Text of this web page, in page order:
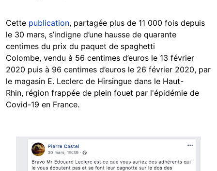
Cette publication, partagée plus de 11 000 fois depuis
le 30 mars, s’indigne d’une hausse de quarante
centimes du prix du paquet de spaghetti
Colombe, vendu à 56 centimes d’euros le 13 février
2020 puis à 96 centimes d’euros le 26 février 2020, par
le magasin E. Leclerc de Hirsingue dans le Haut-
Rhin, région frappée de plein fouet par l'épidémie de
Covid-19 en France.
Image